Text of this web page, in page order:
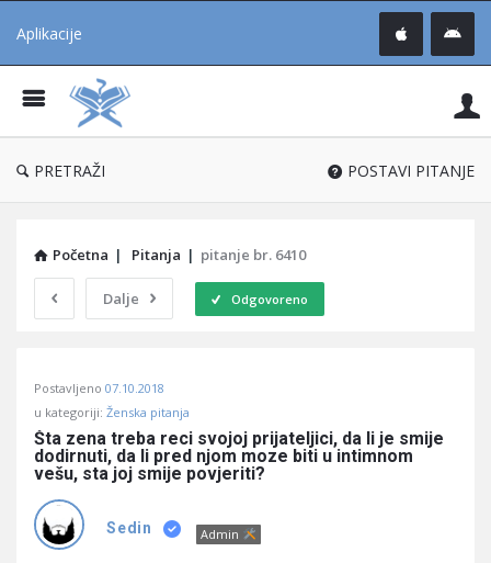
Aplikacije
®
PRETRAŽI POSTAVI PITANJE
Početna | Pitanja | pitanje br. 6410
Dalje Odgovoreno
Učene
Latest
Pitanja
Postavljeno 07.10.2018
u kategoriji: Ženska pitanja
Šta zena treba reci svojoj prijateljici, da li je smije
dodirnuti, da li pred njom moze biti u intimnom
vešu, sta joj smije povjeriti?
Sedin Admin